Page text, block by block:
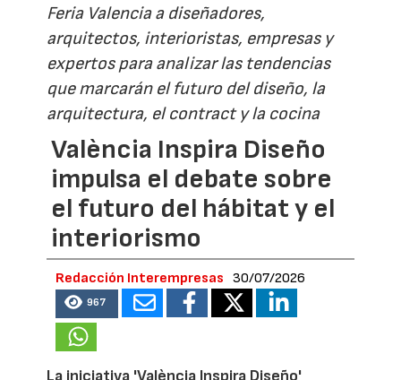
Feria Valencia a diseñadores,
arquitectos, interioristas, empresas y
expertos para analizar las tendencias
que marcarán el futuro del diseño, la
arquitectura, el contract y la cocina
València Inspira Diseño
impulsa el debate sobre
el futuro del hábitat y el
interiorismo
Redacción Interempresas 30/07/2026
967
La iniciativa 'València Inspira Diseño'